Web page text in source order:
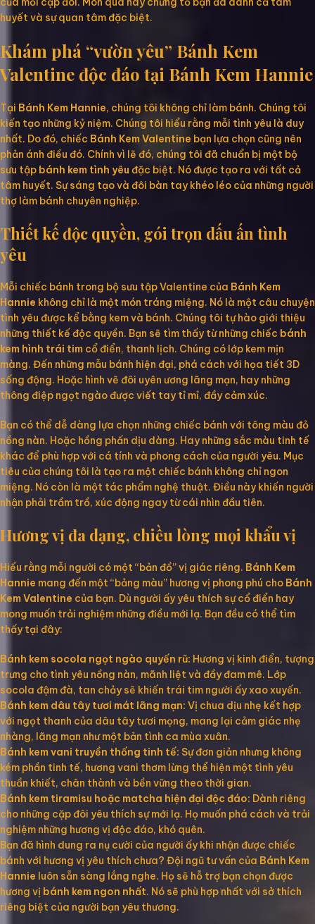
huyết và sự quan tâm đặc biệt.
Khám phá “vườn yêu” Bánh Kem
Valentine độc đáo tại Bánh Kem Hannie
Tại Bánh Kem Hannie, chúng tôi không chỉ làm bánh. Chúng tôi
kiến tạo những kỷ niệm. Chúng tôi hiểu rằng mỗi tình yêu là duy
nhất. Do đó, chiếc Bánh Kem Valentine bạn lựa chọn cũng nên
phản ánh điều đó. Chính vì lẽ đó, chúng tôi đã chuẩn bị một bộ
sưu tập bánh kem tình yêu đặc biệt. Nó được tạo ra với tất cả
tâm huyết. Sự sáng tạo và đôi bàn tay khéo léo của những người
thợ làm bánh chuyên nghiệp.
Thiết kế độc quyền, gói trọn dấu ấn tình
yêu
Mỗi chiếc bánh trong bộ sưu tập Valentine của Bánh Kem
Hannie không chỉ là một món tráng miệng. Nó là một câu chuyện
tình yêu được kể bằng kem và bánh. Chúng tôi tự hào giới thiệu
những thiết kế độc quyền. Bạn sẽ tìm thấy từ những chiếc bánh
kem hình trái tim cổ điển, thanh lịch. Chúng có lớp kem mịn
màng. Đến những mẫu bánh hiện đại, phá cách với họa tiết 3D
sống động. Hoặc hình vẽ đôi uyên ương lãng mạn, hay những
thông điệp ngọt ngào được viết tay tỉ mỉ, đầy cảm xúc.
Bạn có thể dễ dàng lựa chọn những chiếc bánh với tông màu đỏ
nồng nàn. Hoặc hồng phấn dịu dàng. Hay những sắc màu tinh tế
khác để phù hợp với cá tính và phong cách của người yêu. Mục
tiêu của chúng tôi là tạo ra một chiếc bánh không chỉ ngon
miệng. Nó còn là một tác phẩm nghệ thuật. Điều này khiến người
nhận phải trầm trồ, xúc động ngay từ cái nhìn đầu tiên.
Hương vị đa dạng, chiều lòng mọi khẩu vị
Hiểu rằng mỗi người có một “bản đồ” vị giác riêng. Bánh Kem
Hannie mang đến một “bảng màu” hương vị phong phú cho Bánh
Kem Valentine của bạn. Dù người ấy yêu thích sự cổ điển hay
mong muốn trải nghiệm những điều mới lạ. Bạn đều có thể tìm
thấy tại đây:
Bánh kem socola ngọt ngào quyến rũ: Hương vị kinh điển, tượng
trưng cho tình yêu nồng nàn, mãnh liệt và đầy đam mê. Lớp
socola đậm đà, tan chảy sẽ khiến trái tim người ấy xao xuyến.
Bánh kem dâu tây tươi mát lãng mạn: Vị chua dịu nhẹ kết hợp
với ngọt thanh của dâu tây tươi mọng, mang lại cảm giác nhẹ
nhàng, lãng mạn như một bản tình ca mùa xuân.
Bánh kem vani truyền thống tinh tế: Sự đơn giản nhưng không
kém phần tinh tế, hương vani thơm lừng thể hiện một tình yêu
thuần khiết, chân thành và bền vững theo thời gian.
Bánh kem tiramisu hoặc matcha hiện đại độc đáo: Dành riêng
cho những cặp đôi yêu thích sự mới lạ. Họ muốn phá cách và trải
nghiệm những hương vị độc đáo, khó quên.
Bạn đã hình dung ra nụ cười của người ấy khi nhận được chiếc
bánh với hương vị yêu thích chưa? Đội ngũ tư vấn của Bánh Kem
Hannie luôn sẵn sàng lắng nghe. Họ sẽ hỗ trợ bạn chọn được
hương vị bánh kem ngon nhất. Nó sẽ phù hợp nhất với sở thích
riêng biệt của người bạn yêu thương.